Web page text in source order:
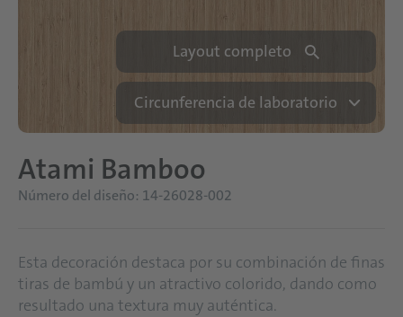
Layout completo
Circunferencia de laboratorio
Atami Bamboo
Número del diseño: 14-26028-002
Esta decoración destaca por su combinación de finas
tiras de bambú y un atractivo colorido, dando como
resultado una textura muy auténtica.